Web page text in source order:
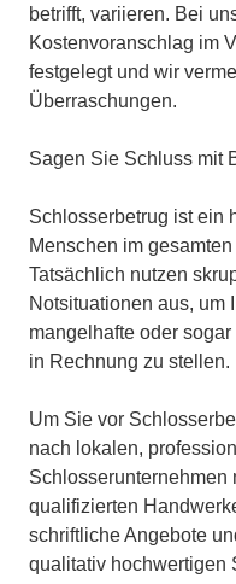
betrifft, variieren. Bei
Kostenvoranschlag im
festgelegt und wir
Überraschungen.
Sagen Sie Schluss mit
Schlosserbetrug ist ein
Menschen im
Tatsächlich nutzen
Notsituationen aus, um
mangelhafte oder
in Rechnung zu stellen.
Um Sie vor
nach lokalen,
Schlosserunternehmen
qualifizierten
schriftliche Angebote
qualitativ hochwertigen